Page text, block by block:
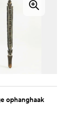
ophanghaak